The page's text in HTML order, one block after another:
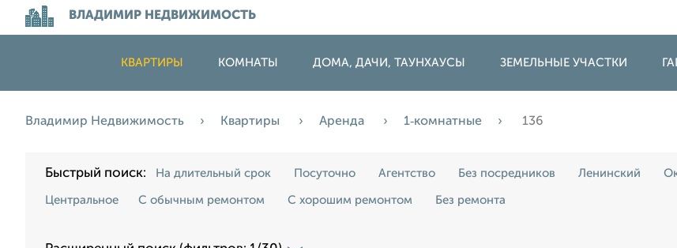
ВЛАДИМИР НЕДВИЖИМОСТЬ
КВАРТИРЫ КОМНАТЫ ДОМА, ДАЧИ, ТАУНХАУСЫ ЗЕМЕЛЬНЫЕ УЧАСТКИ
Владимир Недвижимость Квартиры Аренда 1‑комнатные 136
Быстрый поиск: На длительный срок Посуточно Агентство Без посредников Ленинский
Центральное С обычным ремонтом С хорошим ремонтом Без ремонта